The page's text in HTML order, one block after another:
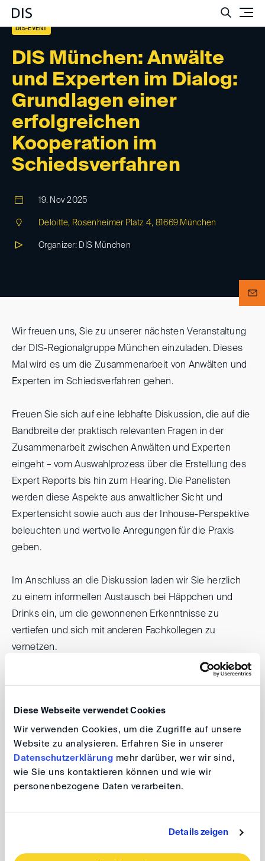
Diese Webseite verwendet Cookies
Wir verwenden Cookies, um die Zugriffe auf unsere
Website zu analysieren. Erfahren Sie in unserer
Datenschutzerklärung mehr darüber, wer wir sind,
wie Sie uns kontaktieren können und wie wir
personenbezogene Daten verarbeiten.
Details zeigen
DIS München: Anwälte
und Experten im Dialog:
Grundlagen einer
erfolgreichen
Kooperation im
Schiedsverfahren
DIS-EVENT
19. Nov 2025
Deloitte, Rosenheimer Platz 4, 81669 München
Organizer: DIS München
Wir freuen uns, Sie zu unserer nächsten Veranstaltung
der DIS-Regionalgruppe München einzuladen. Dieses
Mal wird es um die Zusammenarbeit von Anwälten und
Experten im Schiedsverfahren gehen.
Freuen Sie sich auf eine lebhafte Diskussion, die auf die
Bandbreite der praktisch relevanten Fragen in der
Zusammenarbeit zwischen Anwälten und Experten
eingeht – vom Auswahlprozess über die Erstellung des
Expert Reports bis hin zum Hearing. Die Panelisten
werden diese Aspekte aus anwaltlicher Sicht und
Expertensicht sowie auch aus der Inhouse-Perspektive
beleuchten und wertvolle Anregungen für die Praxis
geben.
Im Anschluss an die Diskussion laden wir Sie herzlich
zu einem informellen Austausch bei Häppchen und
Drinks ein, um die gewonnenen Erkenntnisse zu
vertiefen und sich mit anderen Fachkollegen zu
vernetzen.
Dialog: Grundlagen einer erfolgreichen
Kooperation im Schiedsverfahren
Datum: 19. November 2025 um 18:30 Uhr
Ort: Deloitte, Rosenheimer Platz 4, 81669